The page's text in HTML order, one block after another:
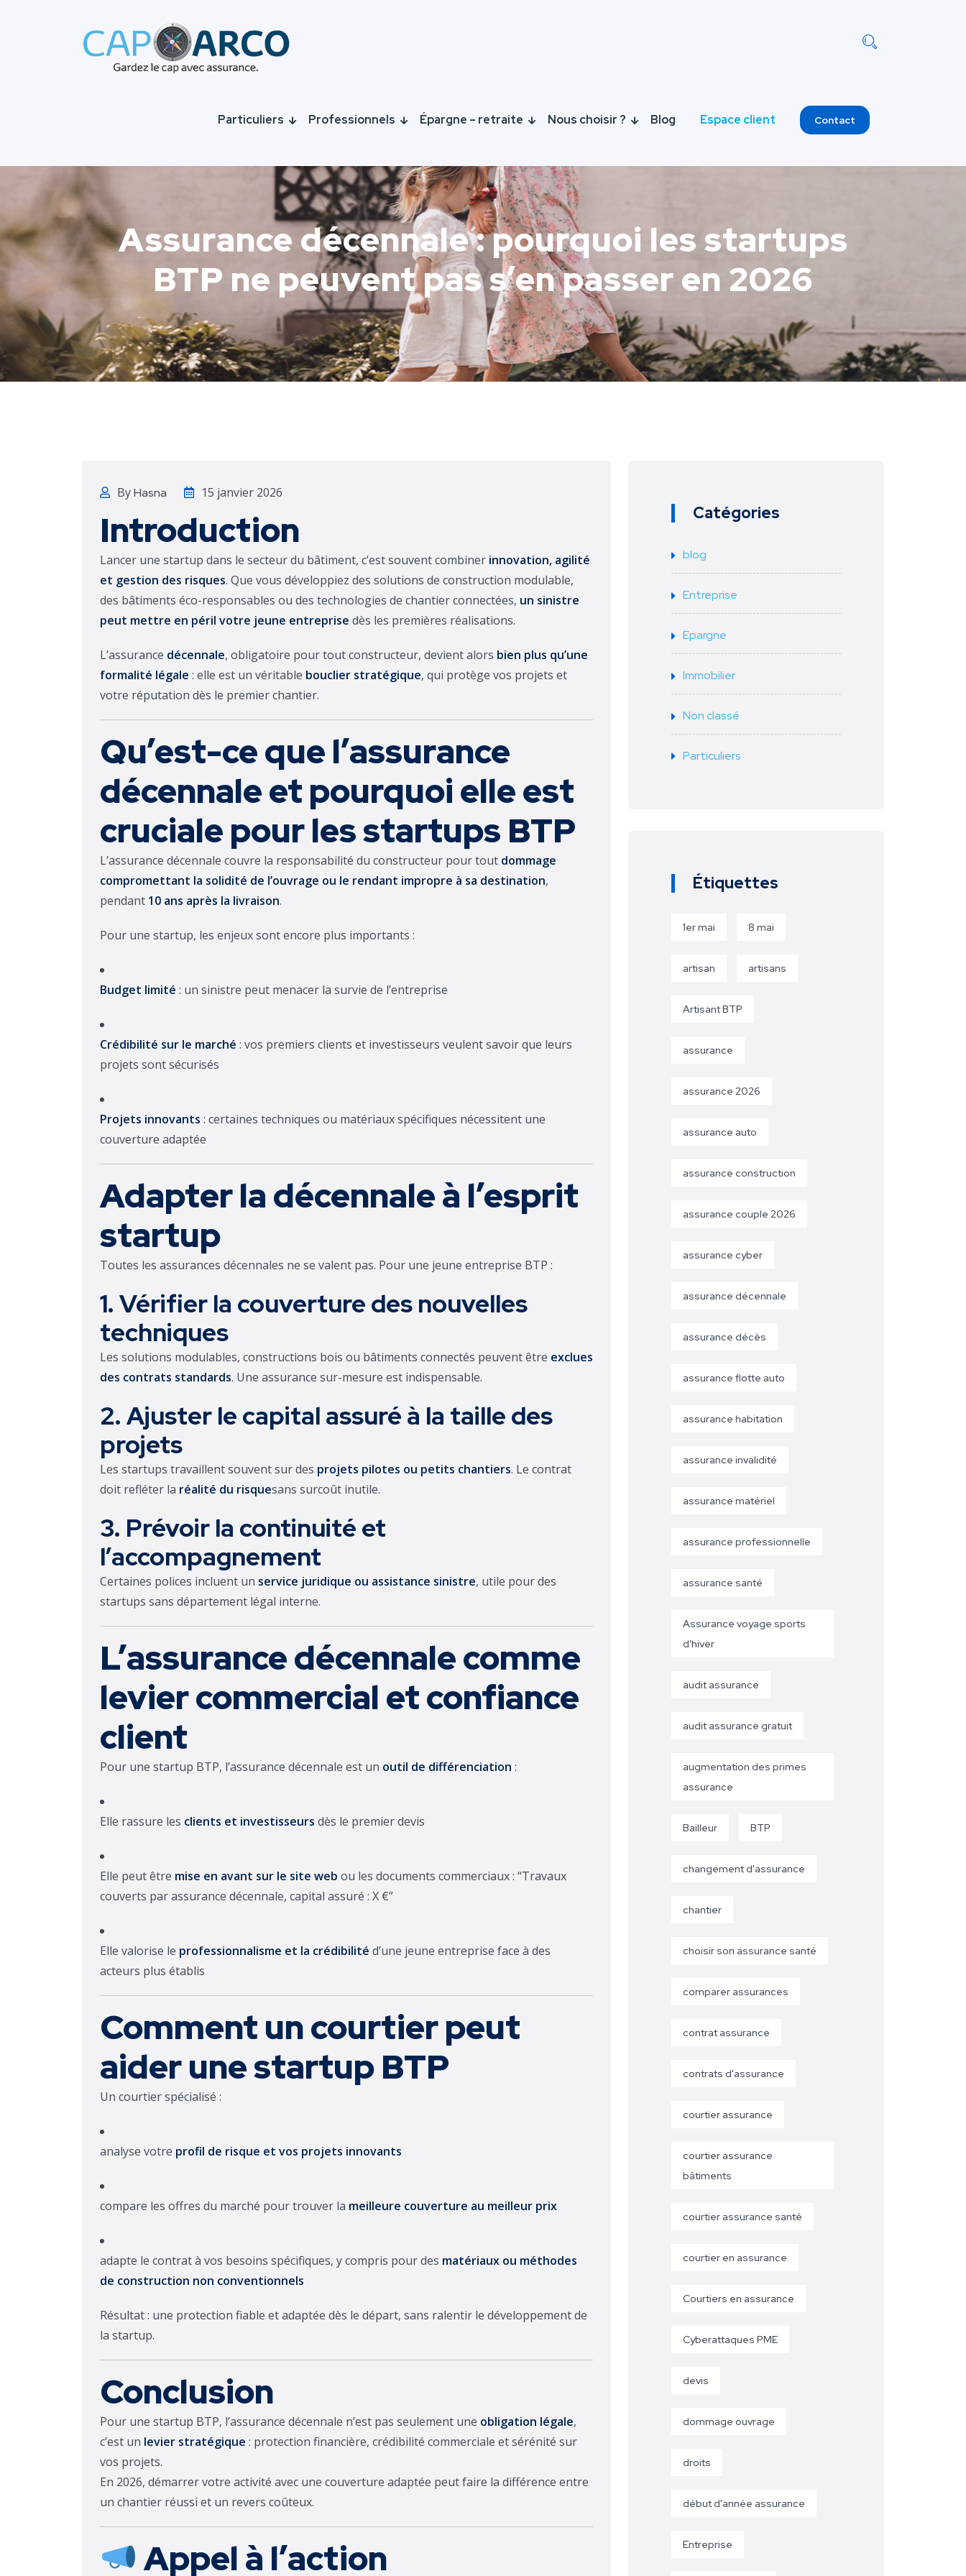
Particuliers Professionnels Épargne – retraite Nous choisir ? Blog Espace client Contact
Assurance décennale : pourquoi les startups
BTP ne peuvent pas s’en passer en 2026
ByHasna 15 janvier 2026
Introduction
Lancer une startup dans le secteur du bâtiment, c’est souvent combiner innovation, agilité
et gestion des risques. Que vous développiez des solutions de construction modulable,
des bâtiments éco-responsables ou des technologies de chantier connectées, un sinistre
peut mettre en péril votre jeune entreprise dès les premières réalisations.
L’assurance décennale, obligatoire pour tout constructeur, devient alors bien plus qu’une
formalité légale : elle est un véritable bouclier stratégique, qui protège vos projets et
votre réputation dès le premier chantier.
Qu’est-ce que l’assurance
décennale et pourquoi elle est
cruciale pour les startups BTP
L’assurance décennale couvre la responsabilité du constructeur pour tout dommage
compromettant la solidité de l’ouvrage ou le rendant impropre à sa destination,
pendant 10 ans après la livraison.
Pour une startup, les enjeux sont encore plus importants :
Budget limité : un sinistre peut menacer la survie de l’entreprise
Crédibilité sur le marché : vos premiers clients et investisseurs veulent savoir que leurs
projets sont sécurisés
Projets innovants : certaines techniques ou matériaux spécifiques nécessitent une
couverture adaptée
Adapter la décennale à l’esprit
startup
Toutes les assurances décennales ne se valent pas. Pour une jeune entreprise BTP :
1. Vérifier la couverture des nouvelles
techniques
Les solutions modulables, constructions bois ou bâtiments connectés peuvent être exclues
des contrats standards. Une assurance sur-mesure est indispensable.
2. Ajuster le capital assuré à la taille des
projets
Les startups travaillent souvent sur des projets pilotes ou petits chantiers. Le contrat
doit refléter la réalité du risquesans surcoût inutile.
3. Prévoir la continuité et
l’accompagnement
Certaines polices incluent un service juridique ou assistance sinistre, utile pour des
startups sans département légal interne.
L’assurance décennale comme
levier commercial et confiance
client
Pour une startup BTP, l’assurance décennale est un outil de différenciation :
Elle rassure les clients et investisseurs dès le premier devis
Elle peut être mise en avant sur le site web ou les documents commerciaux : “Travaux
couverts par assurance décennale, capital assuré : X €”
Elle valorise le professionnalisme et la crédibilité d’une jeune entreprise face à des
acteurs plus établis
Comment un courtier peut
aider une startup BTP
Un courtier spécialisé :
analyse votre profil de risque et vos projets innovants
compare les offres du marché pour trouver la meilleure couverture au meilleur prix
adapte le contrat à vos besoins spécifiques, y compris pour des matériaux ou méthodes
de construction non conventionnels
Résultat : une protection fiable et adaptée dès le départ, sans ralentir le développement de
la startup.
Conclusion
Pour une startup BTP, l’assurance décennale n’est pas seulement une obligation légale,
c’est un levier stratégique : protection financière, crédibilité commerciale et sérénité sur
vos projets.
En 2026, démarrer votre activité avec une couverture adaptée peut faire la différence entre
un chantier réussi et un revers coûteux.
Appel à l’action
Catégories
blog
Entreprise
Epargne
Immobilier
Non classé
Particuliers
Étiquettes
1er mai 8 mai
artisan artisans
Artisant BTP
assurance
assurance 2026
assurance auto
assurance construction
assurance couple 2026
assurance cyber
assurance décennale
assurance décès
assurance flotte auto
assurance habitation
assurance invalidité
assurance matériel
assurance professionnelle
assurance santé
Assurance voyage sports
d'hiver
audit assurance
audit assurance gratuit
augmentation des primes
assurance
Bailleur BTP
changement d'assurance
chantier
choisir son assurance santé
comparer assurances
contrat assurance
contrats d'assurance
courtier assurance
courtier assurance
bâtiments
courtier assurance santé
courtier en assurance
Courtiers en assurance
Cyberattaques PME
devis
dommage ouvrage
droits
début d'année assurance
Entreprise